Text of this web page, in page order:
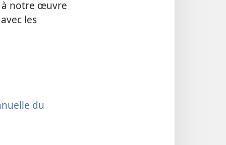
à notre œuvre
les
du